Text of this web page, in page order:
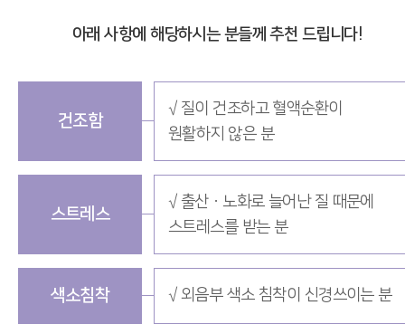
아래 사항에 해당하시는 분들께 추천 드립니다!
건조함
√ 질이 건조하고 혈액순환이
원활하지 않은 분
스트레스
√ 출산ㆍ노화로 늘어난 질 때문에
스트레스를 받는 분
색소침착 √ 외음부 색소 침착이 신경쓰이는 분